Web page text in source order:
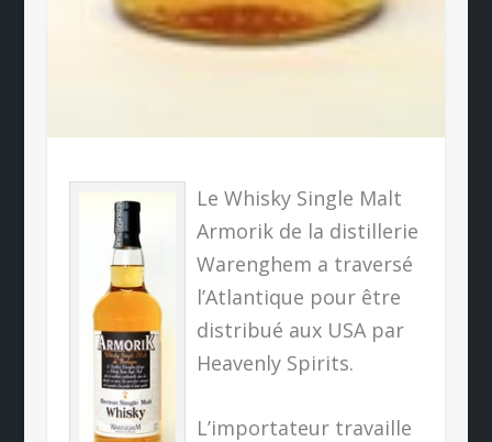
Le Whisky Single Malt
Armorik de la distillerie
Warenghem a traversé
l’Atlantique pour être
distribué aux USA par
Heavenly Spirits.
L’importateur travaille